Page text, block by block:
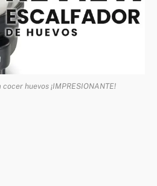
huevos ¡IMPRESIONANTE!